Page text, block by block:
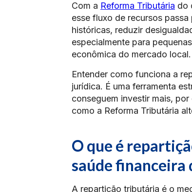
Com a Reforma Tributária do
esse fluxo de recursos
históricas, reduzir
especialmente para
econômica do mercado local.
Entender como funciona a
jurídica. É uma ferramenta
conseguem investir mais,
como a Reforma Tributária
O que é
saúde financeira
A repartição tributária é o